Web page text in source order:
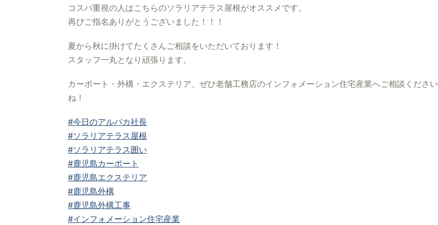
コスパ重視の人はこちらのソラリアテラス屋根がオススメです。
再びご指名ありがとうございました！！！
夏から秋に掛けてたくさんご相談をいただいております！
スタッフ一丸となり頑張ります。
カーポート・外構・エクステリア、ぜひ老舗工務店のインフォメーション住宅産業へご相談ください
ね！
#今日のアルパカ社長
#ソラリアテラス屋根
#ソラリアテラス囲い
#鹿児島カーポート
#鹿児島エクステリア
#鹿児島外構
#鹿児島外構工事
#インフォメーション住宅産業